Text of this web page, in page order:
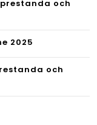
och
2025
och